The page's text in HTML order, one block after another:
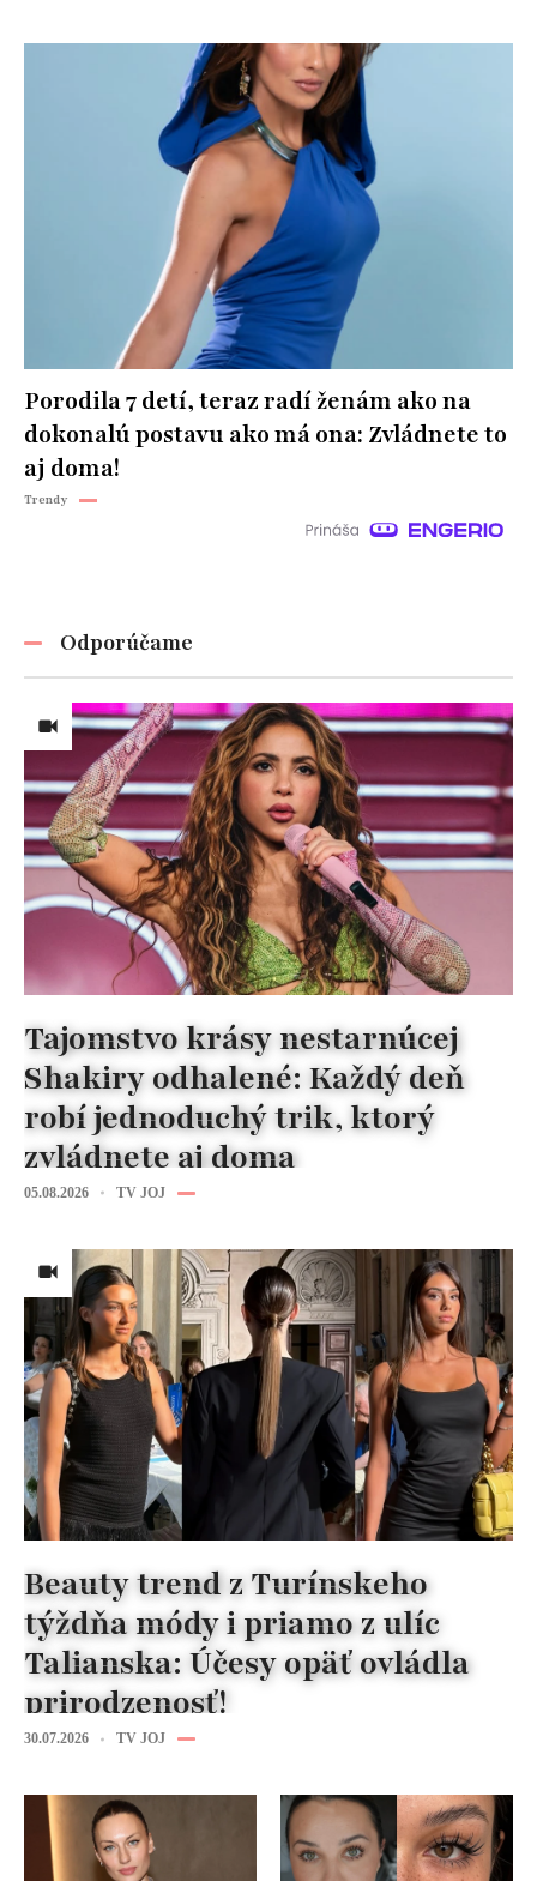
Porodila 7 detí, teraz radí ženám ako na
dokonalú postavu ako má ona: Zvládnete to
aj doma!
Trendy
Odporúčame
Tajomstvo krásy nestarnúcej
Shakiry odhalené: Každý deň
robí jednoduchý trik, ktorý
zvládnete aj doma
05.08.2026 TV JOJ
Beauty trend z Turínskeho
týždňa módy i priamo z ulíc
Talianska: Účesy opäť ovládla
prirodzenosť!
30.07.2026 TV JOJ